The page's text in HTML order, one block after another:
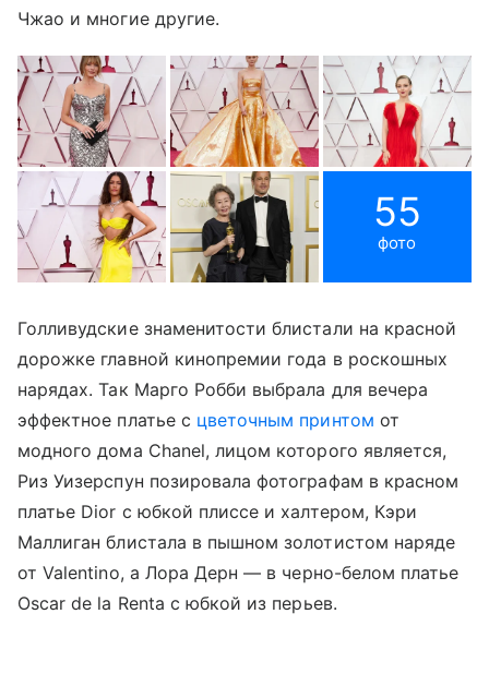
Чжао и многие другие.
55
фото
Голливудские знаменитости блистали на красной
дорожке главной кинопремии года в роскошных
нарядах. Так Марго Робби выбрала для вечера
эффектное платье с цветочным принтом от
модного дома Chanel, лицом которого является,
Риз Уизерспун позировала фотографам в красном
платье Dior с юбкой плиссе и халтером, Кэри
Маллиган блистала в пышном золотистом наряде
от Valentino, а Лора Дерн — в черно-белом платье
Oscar de la Renta с юбкой из перьев.